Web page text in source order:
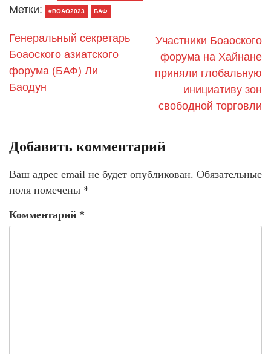
Метки: #BOAO2023 БАФ
Генеральный секретарь
Боаоского азиатского
форума (БАФ) Ли
Баодун
Участники Боаоского
форума на Хайнане
приняли глобальную
инициативу зон
свободной торговли
Добавить комментарий
Ваш адрес email не будет опубликован. Обязательные
поля помечены *
Комментарий *